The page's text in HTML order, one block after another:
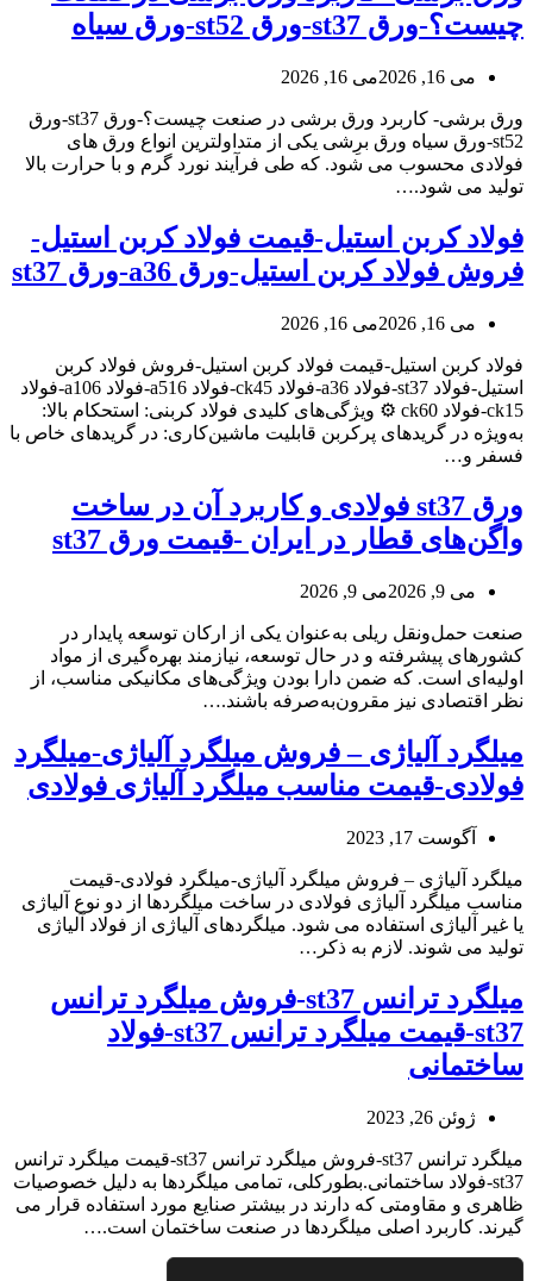
چیست؟-ورق st37-ورق st52-ورق سیاه
می 16, 2026 می 16, 2026
ورق برشی- کاربرد ورق برشی در صنعت چیست؟-ورق st37-ورق
st52-ورق سیاه ورق برِشی یکی از متداولترین انواع ورق های
فولادی محسوب می شود. که طی فرآیند نورد گرم و با حرارت بالا
تولید می شود.…
فولاد کربن استیل-قیمت فولاد کربن استیل-
فروش فولاد کربن استیل-ورق a36-ورق st37
می 16, 2026 می 16, 2026
فولاد کربن استیل-قیمت فولاد کربن استیل-فروش فولاد کربن
استیل-فولاد st37-فولاد a36-فولاد ck45-فولاد a516-فولاد a106-فولاد
ck15-فولاد ck60 ⚙️ ویژگی‌های کلیدی فولاد کربنی: استحکام بالا:
به‌ویژه در گریدهای پرکربن قابلیت ماشین‌کاری: در گریدهای خاص با
فسفر و…
ورق st37 فولادی و کاربرد آن در ساخت
واگن‌های قطار در ایران -قیمت ورق st37
می 9, 2026 می 9, 2026
صنعت حمل‌ونقل ریلی به‌عنوان یکی از ارکان توسعه پایدار در
کشورهای پیشرفته و در حال توسعه، نیازمند بهره‌گیری از مواد
اولیه‌ای است. که ضمن دارا بودن ویژگی‌های مکانیکی مناسب، از
نظر اقتصادی نیز مقرون‌به‌صرفه باشند.…
میلگرد آلیاژی – فروش میلگرد آلیاژی-میلگرد
فولادی-قیمت مناسب میلگرد آلیاژی فولادی
آگوست 17, 2023
میلگرد آلیاژی – فروش میلگرد آلیاژی-میلگرد فولادی-قیمت
مناسب میلگرد آلیاژی فولادی در ساخت میلگردها از دو نوع آلیاژی
یا غیر آلیاژی استفاده می شود. میلگردهای آلیاژی از فولاد آلیاژی
تولید می شوند. لازم به ذکر…
میلگرد ترانس st37-فروش میلگرد ترانس
st37-قیمت میلگرد ترانس st37-فولاد
ساختمانی
ژوئن 26, 2023
میلگرد ترانس st37-فروش میلگرد ترانس st37-قیمت میلگرد ترانس
st37-فولاد ساختمانی.بطورکلی، تمامی میلگردها به دلیل خصوصیات
ظاهری و مقاومتی که دارند در بیشتر صنایع مورد استفاده قرار می
گیرند. کاربرد اصلی میلگردها در صنعت ساختمان است.…